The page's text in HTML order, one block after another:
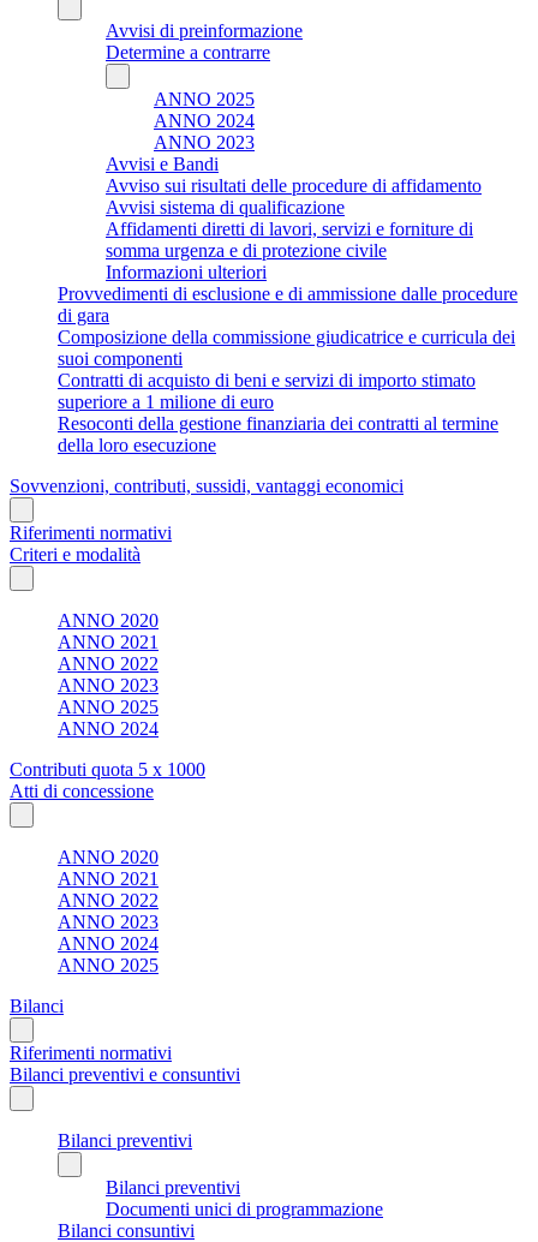
Avvisi di preinformazione
Determine a contrarre
ANNO 2025
ANNO 2024
ANNO 2023
Avvisi e Bandi
Avviso sui risultati delle procedure di affidamento
Avvisi sistema di qualificazione
Affidamenti diretti di lavori, servizi e forniture di
somma urgenza e di protezione civile
Informazioni ulteriori
Provvedimenti di esclusione e di ammissione dalle procedure
di gara
Composizione della commissione giudicatrice e curricula dei
suoi componenti
Contratti di acquisto di beni e servizi di importo stimato
superiore a 1 milione di euro
Resoconti della gestione finanziaria dei contratti al termine
della loro esecuzione
Sovvenzioni, contributi, sussidi, vantaggi economici
Riferimenti normativi
Criteri e modalità
ANNO 2020
ANNO 2021
ANNO 2022
ANNO 2023
ANNO 2025
ANNO 2024
Contributi quota 5 x 1000
Atti di concessione
ANNO 2020
ANNO 2021
ANNO 2022
ANNO 2023
ANNO 2024
ANNO 2025
Bilanci
Riferimenti normativi
Bilanci preventivi e consuntivi
Bilanci preventivi
Bilanci preventivi
Documenti unici di programmazione
Bilanci consuntivi